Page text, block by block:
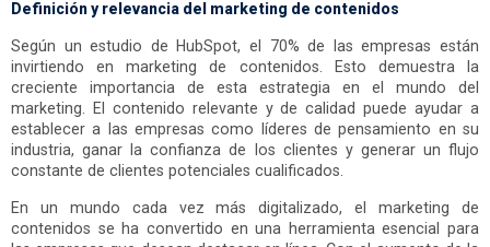
Definición y relevancia del marketing de contenidos
Según un estudio de HubSpot, el 70% de las empresas están
invirtiendo en marketing de contenidos. Esto demuestra la
creciente importancia de esta estrategia en el mundo del
marketing. El contenido relevante y de calidad puede ayudar a
establecer a las empresas como líderes de pensamiento en su
industria, ganar la confianza de los clientes y generar un flujo
constante de clientes potenciales cualificados.
En un mundo cada vez más digitalizado, el marketing de
contenidos se ha convertido en una herramienta esencial para